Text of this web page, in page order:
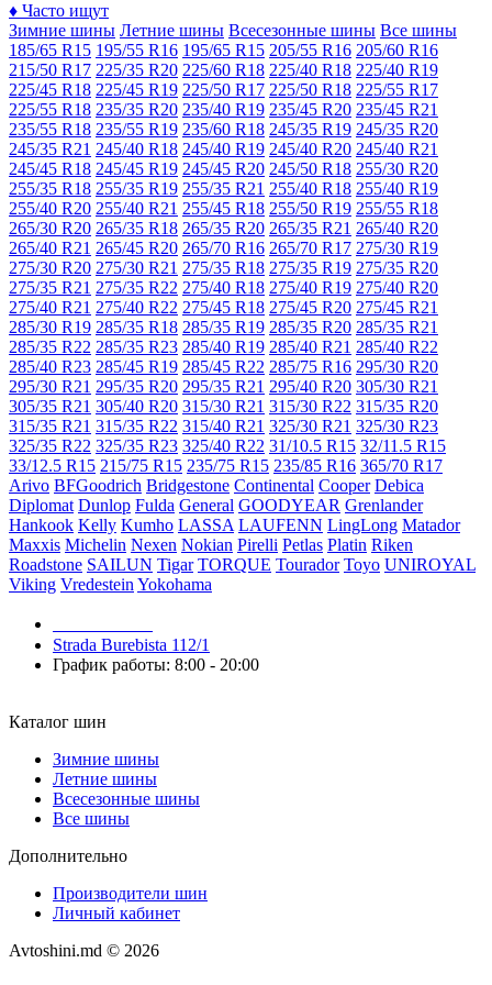
♦ Часто ищут
Зимние шины Летние шины Всесезонные шины Все шины
185/65 R15 195/55 R16 195/65 R15 205/55 R16 205/60 R16
215/50 R17 225/35 R20 225/60 R18 225/40 R18 225/40 R19
225/45 R18 225/45 R19 225/50 R17 225/50 R18 225/55 R17
225/55 R18 235/35 R20 235/40 R19 235/45 R20 235/45 R21
235/55 R18 235/55 R19 235/60 R18 245/35 R19 245/35 R20
245/35 R21 245/40 R18 245/40 R19 245/40 R20 245/40 R21
245/45 R18 245/45 R19 245/45 R20 245/50 R18 255/30 R20
255/35 R18 255/35 R19 255/35 R21 255/40 R18 255/40 R19
255/40 R20 255/40 R21 255/45 R18 255/50 R19 255/55 R18
265/30 R20 265/35 R18 265/35 R20 265/35 R21 265/40 R20
265/40 R21 265/45 R20 265/70 R16 265/70 R17 275/30 R19
275/30 R20 275/30 R21 275/35 R18 275/35 R19 275/35 R20
275/35 R21 275/35 R22 275/40 R18 275/40 R19 275/40 R20
275/40 R21 275/40 R22 275/45 R18 275/45 R20 275/45 R21
285/30 R19 285/35 R18 285/35 R19 285/35 R20 285/35 R21
285/35 R22 285/35 R23 285/40 R19 285/40 R21 285/40 R22
285/40 R23 285/45 R19 285/45 R22 285/75 R16 295/30 R20
295/30 R21 295/35 R20 295/35 R21 295/40 R20 305/30 R21
305/35 R21 305/40 R20 315/30 R21 315/30 R22 315/35 R20
315/35 R21 315/35 R22 315/40 R21 325/30 R21 325/30 R23
325/35 R22 325/35 R23 325/40 R22 31/10.5 R15 32/11.5 R15
33/12.5 R15 215/75 R15 235/75 R15 235/85 R16 365/70 R17
Arivo BFGoodrich Bridgestone Continental Cooper Debica
Diplomat Dunlop Fulda General GOODYEAR Grenlander
Hankook Kelly Kumho LASSA LAUFENN LingLong Matador
Maxxis Michelin Nexen Nokian Pirelli Petlas Platin Riken
Roadstone SAILUN Tigar TORQUE Tourador Toyo UNIROYAL
Viking Vredestein Yokohama
Strada Burebista 112/1
График работы: 8:00 - 20:00
Каталог шин
Зимние шины
Летние шины
Всесезонные шины
Все шины
Дополнительно
Производители шин
Личный кабинет
Avtoshini.md © 2026